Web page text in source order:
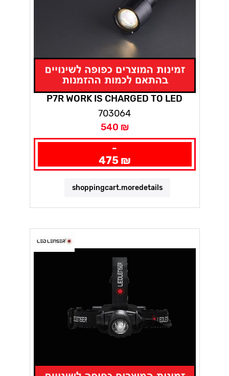
P7R WORK IS CHARGED TO LED
LANCER
703064
540 ₪
-
475 ₪
shoppingcart.moredetails